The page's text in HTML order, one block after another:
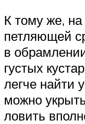
К тому же,
петляющей
в
густых
легче найти
можно
ловить